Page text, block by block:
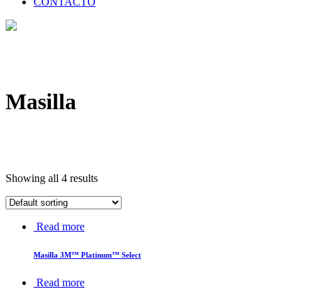
Masilla
Showing all 4 results
Read more
Masilla 3M™ Platinum™ Select
Read more